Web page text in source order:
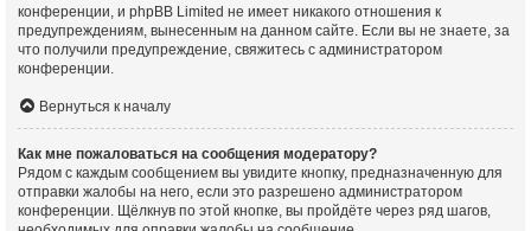
конференции, и phpBB Limited не имеет никакого отношения к
предупреждениям, вынесенным на данном сайте. Если вы не знаете, за
что получили предупреждение, свяжитесь с администратором
конференции.
Вернуться к началу
Как мне пожаловаться на сообщения модератору?
Рядом с каждым сообщением вы увидите кнопку, предназначенную для
отправки жалобы на него, если это разрешено администратором
конференции. Щёлкнув по этой кнопке, вы пройдёте через ряд шагов,